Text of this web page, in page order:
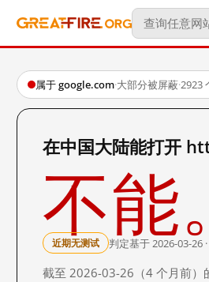
属于 google.com·大部分被屏蔽·2923
在中国大陆能打开
不能。
近期无测试 判定基于 2026-03-26
截至 2026-03-26（4 个月前）